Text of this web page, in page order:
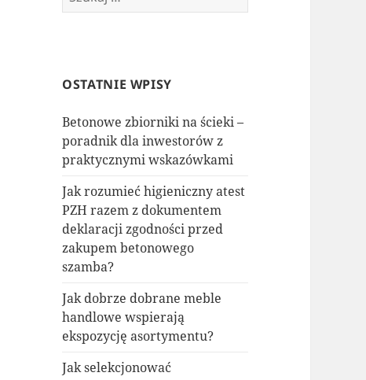
OSTATNIE WPISY
Betonowe zbiorniki na ścieki –
poradnik dla inwestorów z
praktycznymi wskazówkami
Jak rozumieć higieniczny atest
PZH razem z dokumentem
deklaracji zgodności przed
zakupem betonowego
szamba?
Jak dobrze dobrane meble
handlowe wspierają
ekspozycję asortymentu?
Jak selekcjonować